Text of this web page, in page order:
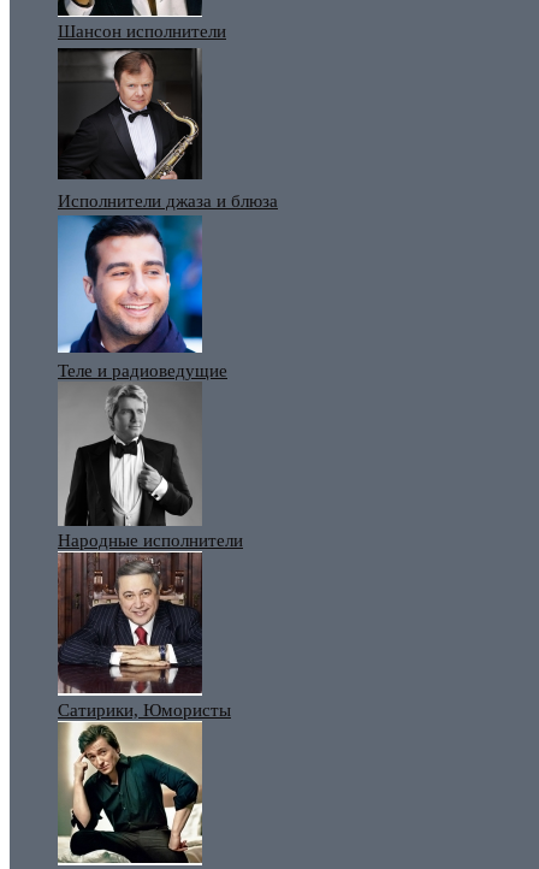
Шансон исполнители
Исполнители джаза и блюза
Теле и радиоведущие
Народные исполнители
Сатирики, Юмористы